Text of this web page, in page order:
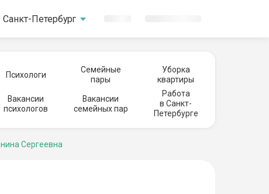
Санкт-Петербург
Психологи
Семейные
пары
Уборка
квартиры
Вакансии
психологов
Вакансии
семейных пар
Работа
в Санкт-
Петербурге
Сергеевна